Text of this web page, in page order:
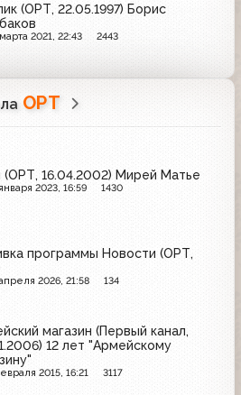
(ОРТ, 22.05.1997) Борис
2021, 22:43 2443
ОРТ
(ОРТ, 16.04.2002) Мирей Матье
2023, 16:59 1430
программы Новости (ОРТ,
2026, 21:58 134
магазин (Первый канал,
12 лет "Армейскому
2015, 16:21 3117